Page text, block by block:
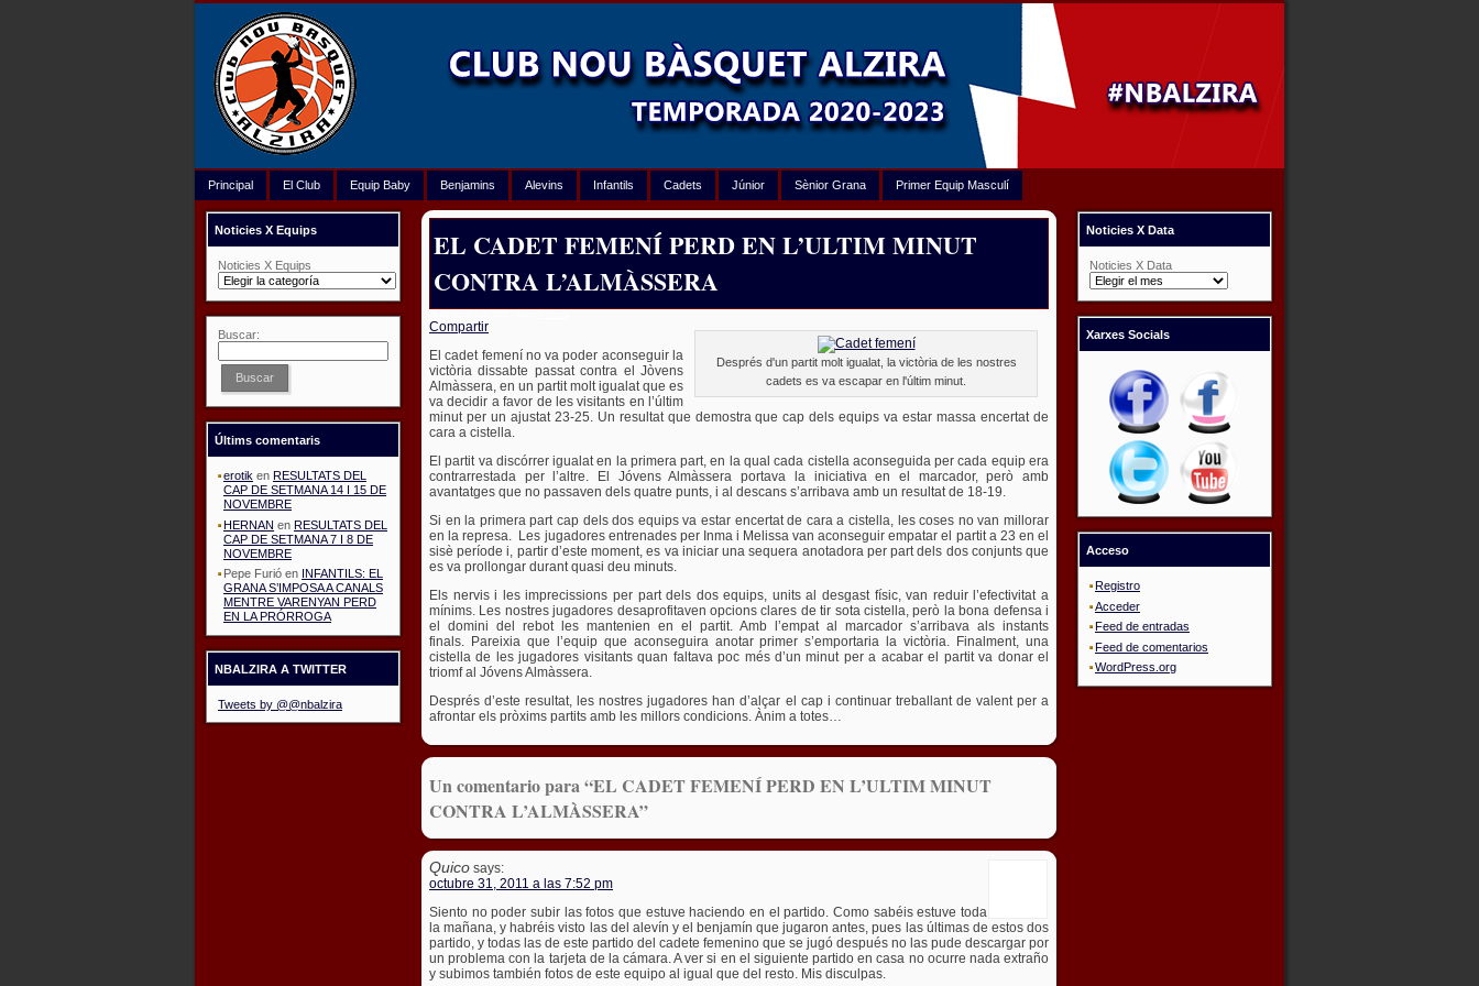
Principal El Club Equip Baby Benjamins Alevins Infantils Cadets Júnior Sènior Grana Primer Equip Masculí
Noticies X Equips
Noticies X Equips
Buscar:
Buscar
Últims comentaris
erotik en RESULTATS DEL
CAP DE SETMANA 14 I 15 DE
NOVEMBRE
HERNAN en RESULTATS DEL
CAP DE SETMANA 7 I 8 DE
NOVEMBRE
Pepe Furió en INFANTILS: EL
GRANA S’IMPOSA A CANALS
MENTRE VARENYAN PERD
EN LA PRÓRROGA
NBALZIRA A TWITTER
Tweets by @@nbalzira
EL CADET FEMENÍ PERD EN L’ULTIM MINUT
CONTRA L’ALMÀSSERA
Compartir
Després d'un partit molt igualat, la victòria de les nostres
cadets es va escapar en l'últim minut.
El cadet femení no va poder aconseguir la
victòria dissabte passat contra el Jòvens
Almàssera, en un partit molt igualat que es
va decidir a favor de les visitants en l’últim
minut per un ajustat 23-25. Un resultat que demostra que cap dels equips va estar massa encertat de
cara a cistella.
El partit va discórrer igualat en la primera part, en la qual cada cistella aconseguida per cada equip era
contrarrestada per l’altre. El Jóvens Almàssera portava la iniciativa en el marcador, però amb
avantatges que no passaven dels quatre punts, i al descans s’arribava amb un resultat de 18-19.
Si en la primera part cap dels dos equips va estar encertat de cara a cistella, les coses no van millorar
en la represa. Les jugadores entrenades per Inma i Melissa van aconseguir empatar el partit a 23 en el
sisè període i, partir d’este moment, es va iniciar una sequera anotadora per part dels dos conjunts que
es va prollongar durant quasi deu minuts.
Els nervis i les imprecissions per part dels dos equips, units al desgast físic, van reduir l’efectivitat a
mínims. Les nostres jugadores desaprofitaven opcions clares de tir sota cistella, però la bona defensa i
el domini del rebot les mantenien en el partit. Amb l’empat al marcador s’arribava als instants
finals. Pareixia que l’equip que aconseguira anotar primer s’emportaria la victòria. Finalment, una
cistella de les jugadores visitants quan faltava poc més d’un minut per a acabar el partit va donar el
triomf al Jóvens Almàssera.
Després d’este resultat, les nostres jugadores han d’alçar el cap i continuar treballant de valent per a
afrontar els pròxims partits amb les millors condicions. Ànim a totes…
Un comentario para “EL CADET FEMENÍ PERD EN L’ULTIM MINUT
CONTRA L’ALMÀSSERA”
Quico says:
octubre 31, 2011 a las 7:52 pm
Siento no poder subir las fotos que estuve haciendo en el partido. Como sabéis estuve toda
la mañana, y habréis visto las del alevín y el benjamín que jugaron antes, pues las últimas de estos dos
partido, y todas las de este partido del cadete femenino que se jugó después no las pude descargar por
un problema con la tarjeta de la cámara. A ver si en el siguiente partido en casa no ocurre nada extraño
y subimos también fotos de este equipo al igual que del resto. Mis disculpas.
Noticies X Data
Noticies X Data
Xarxes Socials
Acceso
Registro
Acceder
Feed de entradas
Feed de comentarios
WordPress.org